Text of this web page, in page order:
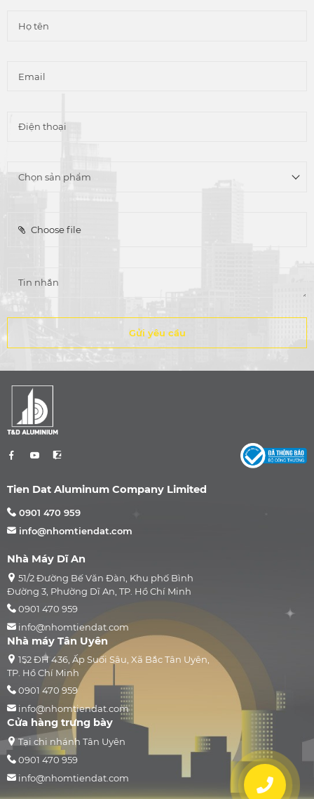
Choose file
Gửi yêu cầu
Tien Dat Aluminum Company Limited
0901 470 959
info@nhomtiendat.com
Nhà Máy Dĩ An
51/2 Đường Bế Văn Đàn, Khu phố Bình
Đường 3, Phường Dĩ An, TP. Hồ Chí Minh
0901 470 959
info@nhomtiendat.com
Nhà máy Tân Uyên
152 ĐH 436, Ấp Suối Sâu, Xã Bắc Tân Uyên,
TP. Hồ Chí Minh
0901 470 959
info@nhomtiendat.com
Cửa hàng trưng bày
Tại chi nhánh Tân Uyên
0901 470 959
info@nhomtiendat.com